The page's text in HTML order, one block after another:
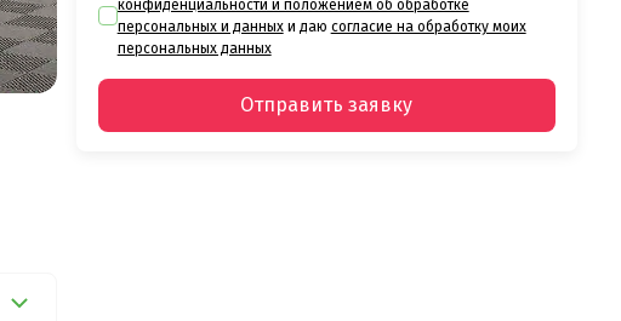
конфиденциальности и положением об обработке
персональных и данныхи даю согласие на обработку моих
персональных данных
Отправить заявку